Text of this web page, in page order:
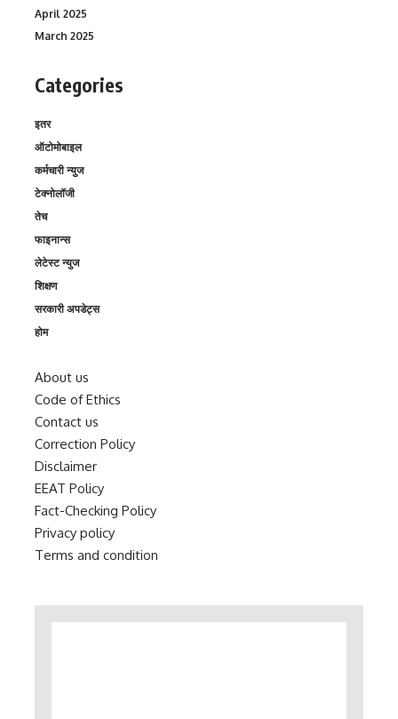
April 2025
March 2025
Categories
इतर
ऑटोमोबाइल
कर्मचारी न्युज
टेक्नोलॉजी
तेच
फाइनान्स
लेटेस्ट न्युज
शिक्षण
सरकारी अपडेट्स
होम
About us
Code of Ethics
Contact us
Correction Policy
Disclaimer
EEAT Policy
Fact-Checking Policy
Privacy policy
Terms and condition